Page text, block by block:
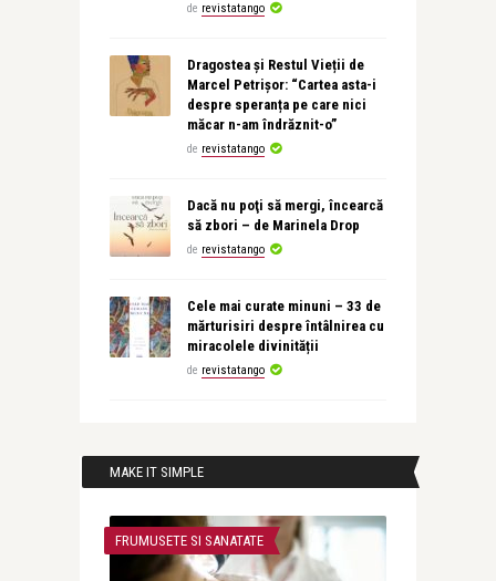
de revistatango
Dragostea și Restul Vieții de
Marcel Petrișor: “Cartea asta-i
despre speranța pe care nici
măcar n-am îndrăznit-o”
de revistatango
Dacă nu poţi să mergi, încearcă
să zbori – de Marinela Drop
de revistatango
Cele mai curate minuni – 33 de
mărturisiri despre întâlnirea cu
miracolele divinității
de revistatango
MAKE IT SIMPLE
FRUMUSETE SI SANATATE